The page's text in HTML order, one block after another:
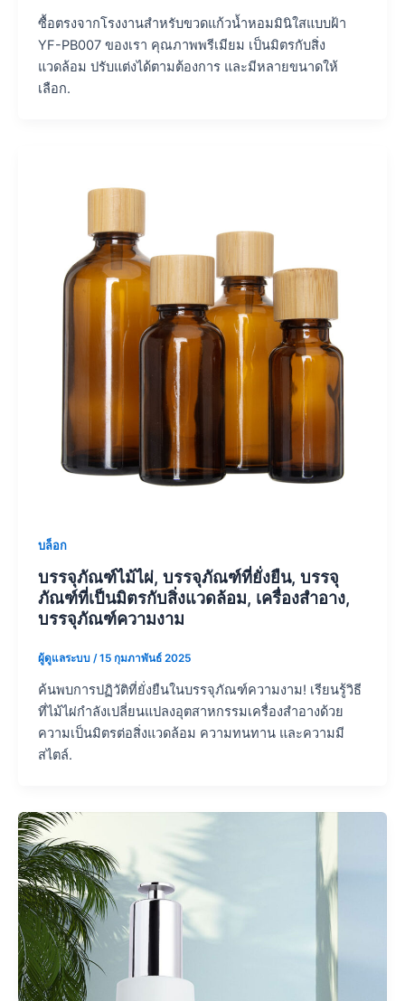
ซื้อตรงจากโรงงานสำหรับขวดแก้วน้ำหอมมินิใสแบบฝ้า
YF-PB007 ของเรา คุณภาพพรีเมียม เป็นมิตรกับสิ่ง
แวดล้อม ปรับแต่งได้ตามต้องการ และมีหลายขนาดให้
เลือก.
บล็อก
บรรจุภัณฑ์ไม้ไผ่, บรรจุภัณฑ์ที่ยั่งยืน, บรรจุ
ภัณฑ์ที่เป็นมิตรกับสิ่งแวดล้อม, เครื่องสำอาง,
บรรจุภัณฑ์ความงาม
ผู้ดูแลระบบ /15 กุมภาพันธ์ 2025
ค้นพบการปฏิวัติที่ยั่งยืนในบรรจุภัณฑ์ความงาม! เรียนรู้วิธี
ที่ไม้ไผ่กำลังเปลี่ยนแปลงอุตสาหกรรมเครื่องสำอางด้วย
ความเป็นมิตรต่อสิ่งแวดล้อม ความทนทาน และความมี
สไตล์.